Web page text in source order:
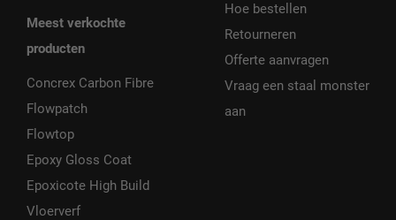
Meest verkochte
producten
Concrex Carbon Fibre
Flowpatch
Flowtop
Epoxy Gloss Coat
Epoxicote High Build
Vloerverf
Hoe bestellen
Retourneren
Offerte aanvragen
Vraag een staal monster
aan